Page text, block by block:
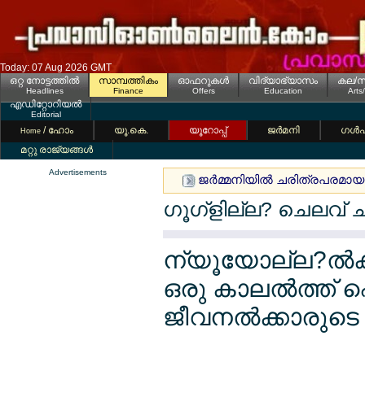
Today: 07 Aug 2026 GMT
ഒറ്റ നോട്ടത്തില്‍
Headlines
സാമ്പത്തികം
Finance
ഓഫറുകള്‍
Offers
വിദ്യാഭ്യാസം
Education
കല/
എഡിറ്റോറിയല്‍
Editorial
Home / ഹോം യൂ.കെ. യൂറോപ്പ് ജര്‍മനി
മറ്റു രാജ്യങ്ങള്‍
Advertisements
ജര്‍മ്മനിയില്‍
ഗൂഗ്ളില്ല? ചെലവ്
ഒരു കാലല്‍ത്ത്
ജീവനല്‍ക്കാരുടെ